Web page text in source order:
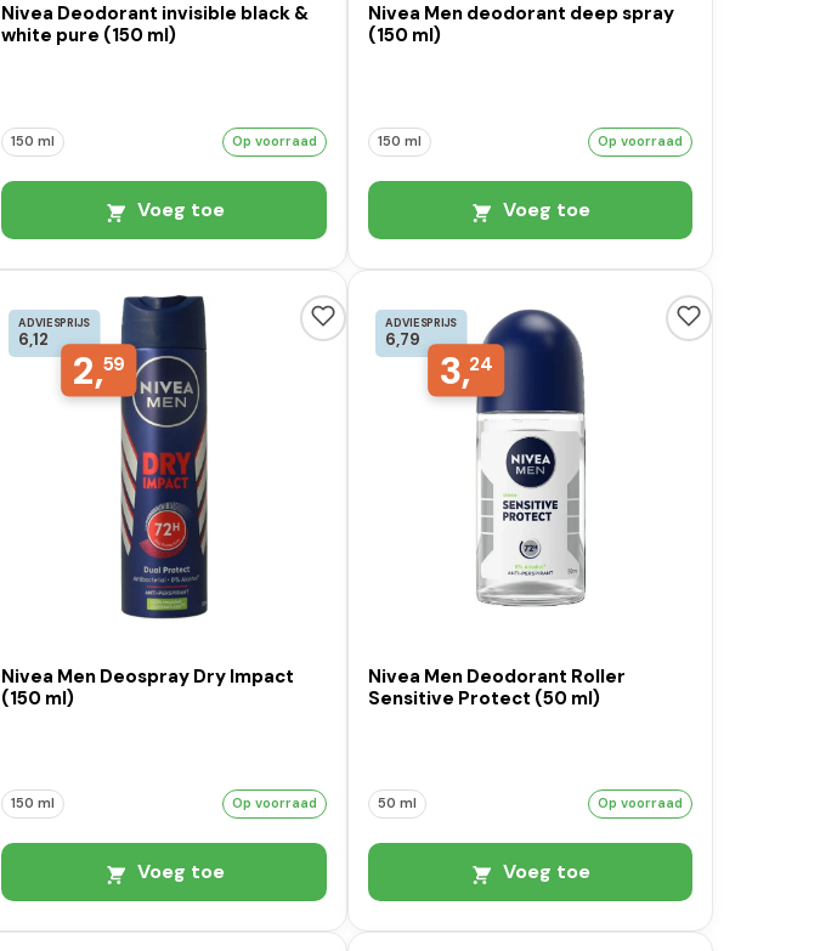
Nivea Deodorant invisible black &
white pure (150 ml)
150 ml Op voorraad
Voeg toe
Nivea Men deodorant deep spray
(150 ml)
150 ml Op voorraad
Voeg toe
ADVIESPRIJS
6,12
2,59
Nivea Men Deospray Dry Impact
(150 ml)
150 ml Op voorraad
Voeg toe
ADVIESPRIJS
6,79
3,24
Nivea Men Deodorant Roller
Sensitive Protect (50 ml)
50 ml Op voorraad
Voeg toe